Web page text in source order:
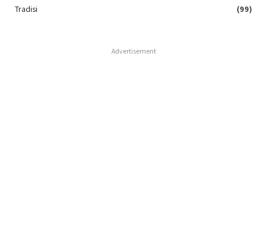
Tradisi
(99)
Advertisement